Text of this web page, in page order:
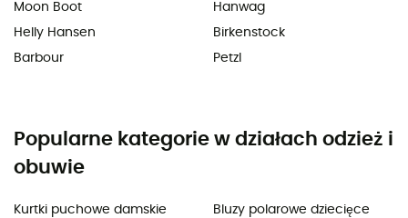
Moon Boot
Helly Hansen
Barbour
Hanwag
Birkenstock
Petzl
Popularne kategorie w działach odzież i
obuwie
Kurtki puchowe damskie
Bluzy polarowe dziecięce